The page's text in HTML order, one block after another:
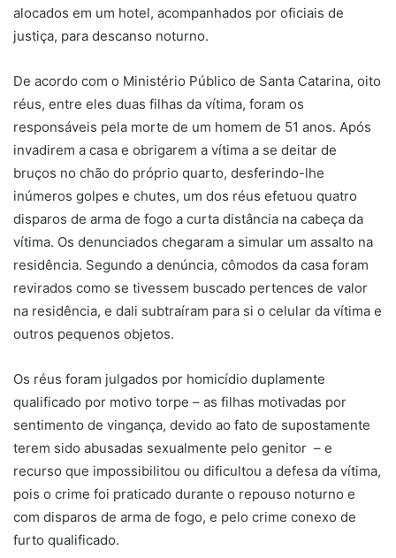
alocados em um hotel, acompanhados por oficiais de
justiça, para descanso noturno.
De acordo com o Ministério Público de Santa Catarina, oito
réus, entre eles duas filhas da vítima, foram os
responsáveis pela morte de um homem de 51 anos. Após
invadirem a casa e obrigarem a vítima a se deitar de
bruços no chão do próprio quarto, desferindo-lhe
inúmeros golpes e chutes, um dos réus efetuou quatro
disparos de arma de fogo a curta distância na cabeça da
vítima. Os denunciados chegaram a simular um assalto na
residência. Segundo a denúncia, cômodos da casa foram
revirados como se tivessem buscado pertences de valor
na residência, e dali subtraíram para si o celular da vítima e
outros pequenos objetos.
Os réus foram julgados por homicídio duplamente
qualificado por motivo torpe – as filhas motivadas por
sentimento de vingança, devido ao fato de supostamente
terem sido abusadas sexualmente pelo genitor – e
recurso que impossibilitou ou dificultou a defesa da vítima,
pois o crime foi praticado durante o repouso noturno e
com disparos de arma de fogo, e pelo crime conexo de
furto qualificado.